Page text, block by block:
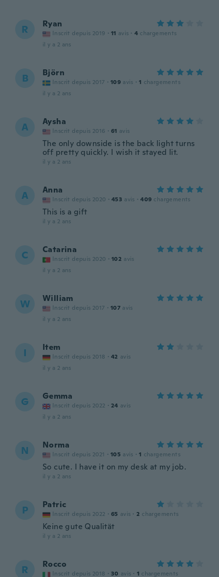
R Ryan
Inscrit depuis 2019 · 11 avis · 4 chargements
il y a 2 ans
B Björn
Inscrit depuis 2017 · 109 avis · 1 chargements
il y a 2 ans
A Aysha
Inscrit depuis 2016 · 61 avis
The only downside is the back light turns
off pretty quickly. I wish it stayed lit.
il y a 2 ans
A Anna
Inscrit depuis 2020 · 453 avis · 409 chargements
This is a gift
il y a 2 ans
C Catarina
Inscrit depuis 2020 · 102 avis
il y a 2 ans
W William
Inscrit depuis 2017 · 107 avis
il y a 2 ans
I Item
Inscrit depuis 2018 · 42 avis
il y a 2 ans
G Gemma
Inscrit depuis 2022 · 24 avis
il y a 2 ans
N Norma
Inscrit depuis 2021 · 105 avis · 1 chargements
So cute. I have it on my desk at my job.
il y a 2 ans
P Patric
Inscrit depuis 2022 · 65 avis · 2 chargements
Keine gute Qualität
il y a 2 ans
R Rocco
Inscrit depuis 2018 · 30 avis · 1 chargements